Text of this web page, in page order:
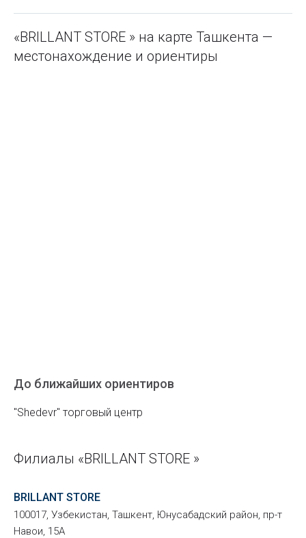
«BRILLANT STORE » на карте Ташкента —
местонахождение и ориентиры
До ближайших ориентиров
"Shedevr" торговый центр
Филиалы «BRILLANT STORE »
BRILLANT STORE
100017, Узбекистан, Ташкент, Юнусабадский район, пр-т
Навои, 15А